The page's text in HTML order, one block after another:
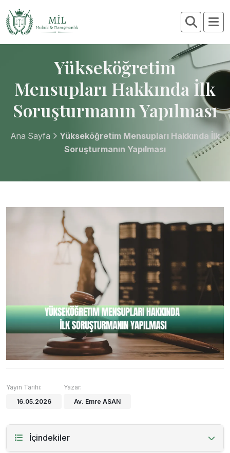
Yükseköğretim
Mensupları Hakkında İlk
Soruşturmanın Yapılması
Ana Sayfa
Yükseköğretim Mensupları Hakkında İlk
Soruşturmanın Yapılması
Yayın Tarihi:
16.05.2026
Yazar:
Av. Emre ASAN
İçindekiler